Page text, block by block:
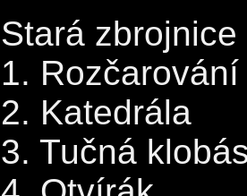
Stará zbrojnice
1. Rozčarování
2. Katedrála
3. Tučná